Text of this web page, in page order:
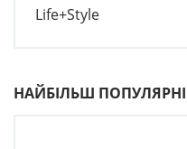
Life+Style
НАЙБІЛЬШ ПОПУЛЯРНІ